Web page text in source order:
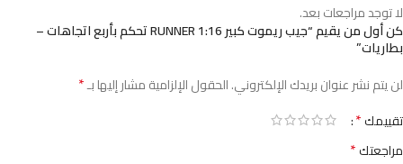
لا توجد مراجعات بعد.
كن أول من يقيم “جيب ريموت كبير RUNNER 1:16 تحكم بأربع اتجاهات –
بطاريات”
لن يتم نشر عنوان بريدك الإلكتروني.الحقول الإلزامية مشار إليها بـ*
تقييمك*
مراجعتك*